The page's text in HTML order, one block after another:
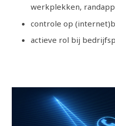
werkplekken,
controle op
actieve rol bij